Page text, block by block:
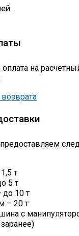
на
т
5 т
до 10 т
– 20 т
с